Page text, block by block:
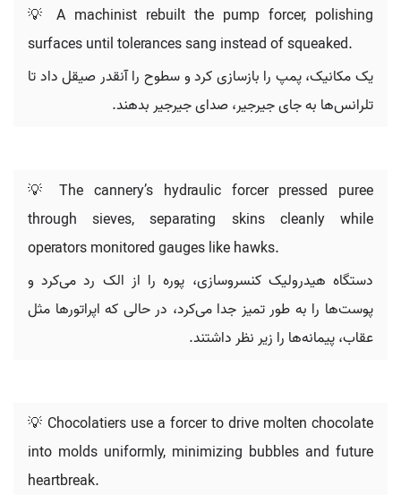
💡 A machinist rebuilt the pump forcer, polishing
surfaces until tolerances sang instead of squeaked.
یک مکانیک، پمپ را بازسازی کرد و سطوح را آنقدر صیقل داد تا
تلرانس‌ها به جای جیرجیر، صدای جیرجیر بدهند.
💡 The cannery’s hydraulic forcer pressed puree
through sieves, separating skins cleanly while
operators monitored gauges like hawks.
دستگاه هیدرولیک کنسروسازی، پوره را از الک رد می‌کرد و
پوست‌ها را به طور تمیز جدا می‌کرد، در حالی که اپراتورها مثل
عقاب، پیمانه‌ها را زیر نظر داشتند.
💡 Chocolatiers use a forcer to drive molten chocolate
into molds uniformly, minimizing bubbles and future
heartbreak.